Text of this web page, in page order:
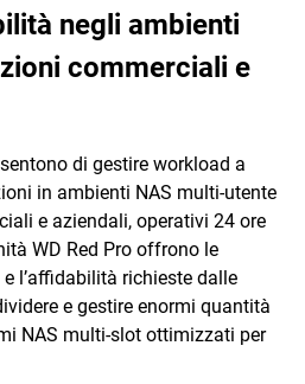
negli ambienti
commerciali e
di gestire workload a
in ambienti NAS multi-utente
e aziendali, operativi 24 ore
WD Red Pro offrono le
l’affidabilità richieste dalle
e gestire enormi quantità
NAS multi-slot ottimizzati per